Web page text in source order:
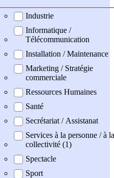
Industrie
Informatique /
Télécommunication
Installation / Maintenance
Marketing / Stratégie
commerciale
Ressources Humaines
Santé
Secrétariat / Assistanat
Services à la personne / à la
collectivité (1)
Spectacle
Sport